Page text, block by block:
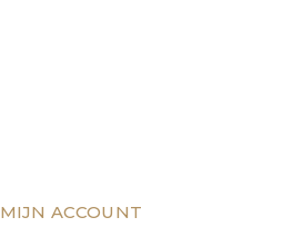
MIJN ACCOUNT